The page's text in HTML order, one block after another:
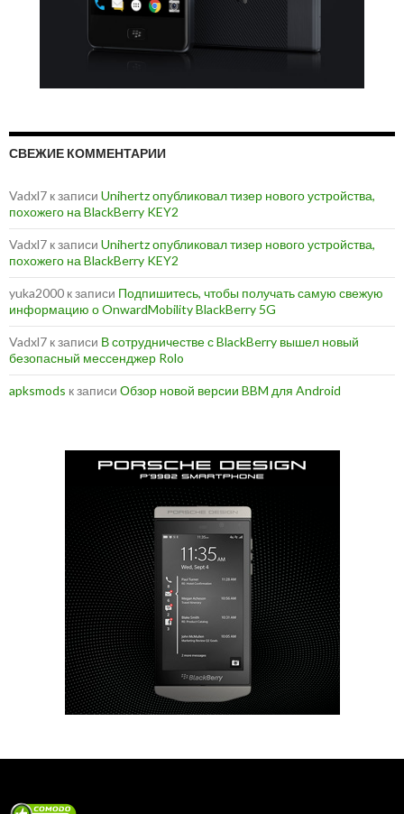
СВЕЖИЕ КОММЕНТАРИИ
Vadxl7 к записи Unihertz опубликовал тизер нового устройства,
похожего на BlackBerry KEY2
Vadxl7 к записи Unihertz опубликовал тизер нового устройства,
похожего на BlackBerry KEY2
yuka2000 к записи Подпишитесь, чтобы получать самую свежую
информацию о OnwardMobility BlackBerry 5G
Vadxl7 к записи В сотрудничестве с BlackBerry вышел новый
безопасный мессенджер Rolo
apksmods к записи Обзор новой версии BBM для Android